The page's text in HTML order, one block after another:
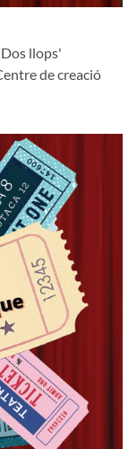
llops'
de creació